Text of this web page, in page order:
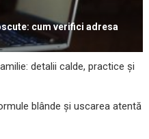
cum verifici adresa
detalii calde, practice și
blânde și uscarea atentă